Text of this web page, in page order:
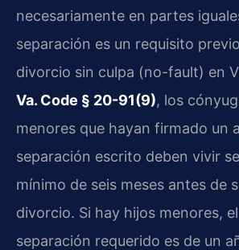
necesariamente en partes
separación es un requisito
divorcio sin culpa (no-fault) en
Va. Code § 20-91(9), los
menores que hayan firmado un
separación escrito deben vivir
mínimo de seis meses antes de
divorcio. Si hay hijos menores,
separación requerido es de un